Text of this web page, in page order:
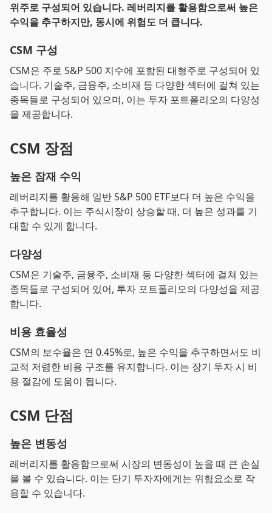
위주로 구성되어 있습니다. 레버리지를 활용함으로써 높은
수익을 추구하지만, 동시에 위험도 더 큽니다.
CSM 구성
CSM은 주로 S&P 500 지수에 포함된 대형주로 구성되어 있
습니다. 기술주, 금융주, 소비재 등 다양한 섹터에 걸쳐 있는
종목들로 구성되어 있으며, 이는 투자 포트폴리오의 다양성
을 제공합니다.
CSM 장점
높은 잠재 수익
레버리지를 활용해 일반 S&P 500 ETF보다 더 높은 수익을
추구합니다. 이는 주식시장이 상승할 때, 더 높은 성과를 기
대할 수 있게 합니다.
다양성
CSM은 기술주, 금융주, 소비재 등 다양한 섹터에 걸쳐 있는
종목들로 구성되어 있어, 투자 포트폴리오의 다양성을 제공
합니다.
비용 효율성
CSM의 보수율은 연 0.45%로, 높은 수익을 추구하면서도 비
교적 저렴한 비용 구조를 유지합니다. 이는 장기 투자 시 비
용 절감에 도움이 됩니다.
CSM 단점
높은 변동성
레버리지를 활용함으로써 시장의 변동성이 높을 때 큰 손실
을 볼 수 있습니다. 이는 단기 투자자에게는 위험요소로 작
용할 수 있습니다.